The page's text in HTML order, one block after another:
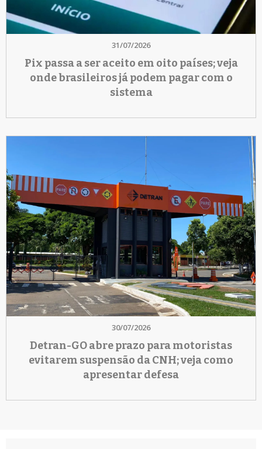
31/07/2026
Pix passa a ser aceito em oito países; veja
onde brasileiros já podem pagar com o
sistema
30/07/2026
Detran-GO abre prazo para motoristas
evitarem suspensão da CNH; veja como
apresentar defesa